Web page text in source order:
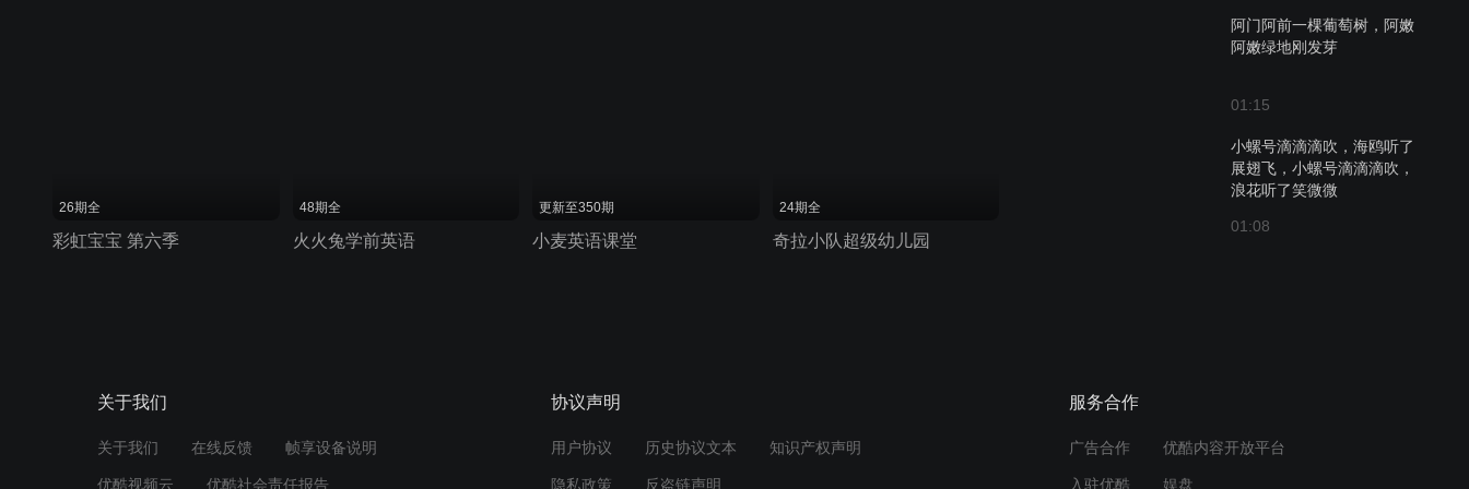
阿门阿前一棵葡萄树，阿嫩
阿嫩绿地刚发芽
01:15
小螺号滴滴滴吹，海鸥听了
展翅飞，小螺号滴滴滴吹，
浪花听了笑微微
01:08
26期全
彩虹宝宝 第六季
48期全
火火兔学前英语
更新至350期
小麦英语课堂
24期全
奇拉小队超级幼儿园
关于我们
关于我们 在线反馈 帧享设备说明
优酷视频云 优酷社会责任报告
协议声明
用户协议 历史协议文本 知识产权声明
隐私政策 反盗链声明
服务合作
广告合作 优酷内容开放平台
入驻优酷 娱盘